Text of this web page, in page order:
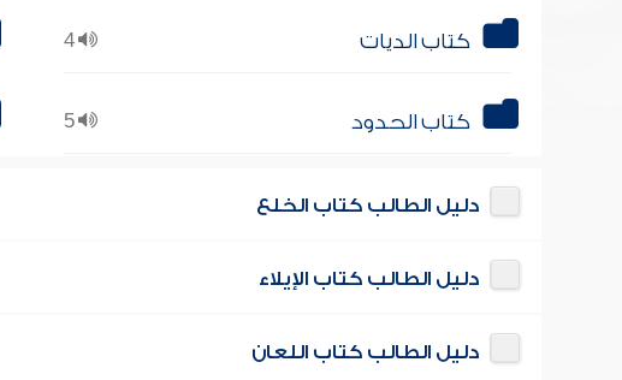
4 كتاب الديات
5 كتاب الحدود
دليل الطالب كتاب الخلع
دليل الطالب كتاب الإيلاء
دليل الطالب كتاب اللعان